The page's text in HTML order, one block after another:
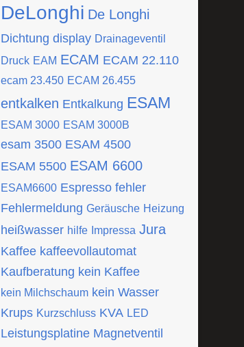
DeLonghi De Longhi
Dichtung display Drainageventil
Druck EAM ECAM ECAM 22.110
ecam 23.450 ECAM 26.455
entkalken Entkalkung ESAM
ESAM 3000 ESAM 3000B
esam 3500 ESAM 4500
ESAM 5500 ESAM 6600
ESAM6600 Espresso fehler
Fehlermeldung Geräusche Heizung
heißwasser hilfe Impressa Jura
Kaffee kaffeevollautomat
Kaufberatung kein Kaffee
kein Milchschaum kein Wasser
Krups Kurzschluss KVA LED
Leistungsplatine Magnetventil